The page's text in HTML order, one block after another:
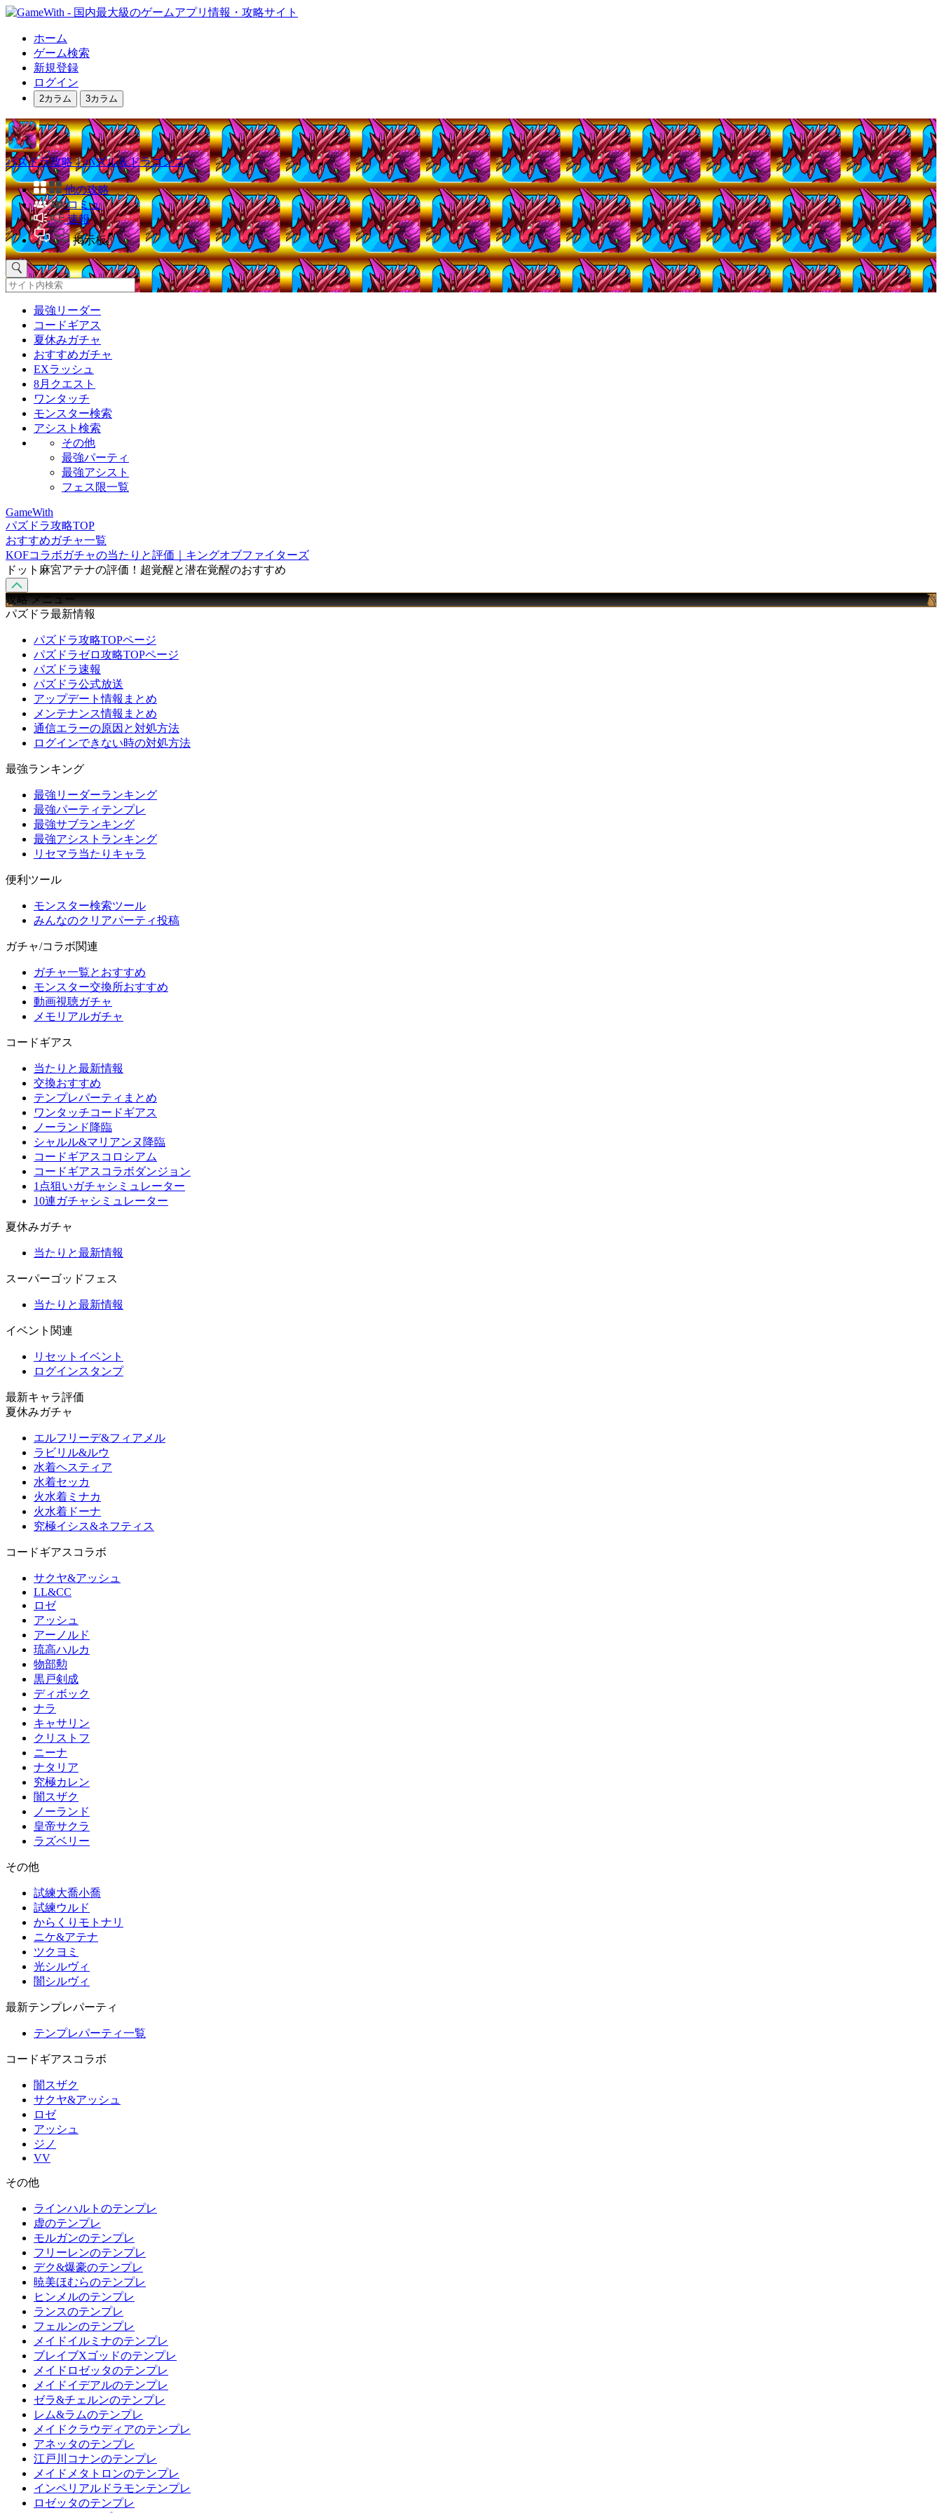
ホーム
ゲーム検索
新規登録
ログイン
2カラム 3カラム
パズドラ攻略｜パズル＆ドラゴンズ
他の攻略
コミュ
速報
掲示板
最強リーダー
コードギアス
夏休みガチャ
おすすめガチャ
EXラッシュ
8月クエスト
ワンタッチ
モンスター検索
アシスト検索
その他
最強パーティ
最強アシスト
フェス限一覧
GameWith
パズドラ攻略TOP
おすすめガチャ一覧
KOFコラボガチャの当たりと評価｜キングオブファイターズ
ドット麻宮アテナの評価！超覚醒と潜在覚醒のおすすめ
攻略 メニュー
パズドラ最新情報
パズドラ攻略TOPページ
パズドラゼロ攻略TOPページ
パズドラ速報
パズドラ公式放送
アップデート情報まとめ
メンテナンス情報まとめ
通信エラーの原因と対処方法
ログインできない時の対処方法
最強ランキング
最強リーダーランキング
最強パーティテンプレ
最強サブランキング
最強アシストランキング
リセマラ当たりキャラ
便利ツール
モンスター検索ツール
みんなのクリアパーティ投稿
ガチャ/コラボ関連
ガチャ一覧とおすすめ
モンスター交換所おすすめ
動画視聴ガチャ
メモリアルガチャ
コードギアス
当たりと最新情報
交換おすすめ
テンプレパーティまとめ
ワンタッチコードギアス
ノーランド降臨
シャルル&マリアンヌ降臨
コードギアスコロシアム
コードギアスコラボダンジョン
1点狙いガチャシミュレーター
10連ガチャシミュレーター
夏休みガチャ
当たりと最新情報
スーパーゴッドフェス
当たりと最新情報
イベント関連
リセットイベント
ログインスタンプ
最新キャラ評価
夏休みガチャ
エルフリーデ&フィアメル
ラビリル&ルウ
水着ヘスティア
水着セッカ
火水着ミナカ
火水着ドーナ
究極イシス&ネフティス
コードギアスコラボ
サクヤ&アッシュ
LL&CC
ロゼ
アッシュ
アーノルド
琉高ハルカ
物部勲
黒戸剣成
ディボック
ナラ
キャサリン
クリストフ
ニーナ
ナタリア
究極カレン
闇スザク
ノーランド
皇帝サクラ
ラズベリー
その他
試練大喬小喬
試練ウルド
からくりモトナリ
ニケ&アテナ
ツクヨミ
光シルヴィ
闇シルヴィ
最新テンプレパーティ
テンプレパーティ一覧
コードギアスコラボ
闇スザク
サクヤ&アッシュ
ロゼ
アッシュ
ジノ
VV
その他
ラインハルトのテンプレ
虚のテンプレ
モルガンのテンプレ
フリーレンのテンプレ
デク&爆豪のテンプレ
暁美ほむらのテンプレ
ヒンメルのテンプレ
ランスのテンプレ
フェルンのテンプレ
メイドイルミナのテンプレ
ブレイブXゴッドのテンプレ
メイドロゼッタのテンプレ
メイドイデアルのテンプレ
ゼラ&チェルンのテンプレ
レム&ラムのテンプレ
メイドクラウディアのテンプレ
アネッタのテンプレ
江戸川コナンのテンプレ
メイドメタトロンのテンプレ
インペリアルドラモンテンプレ
ロゼッタのテンプレ